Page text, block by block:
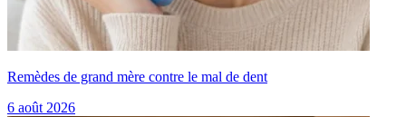
Remèdes de grand mère contre le mal de dent
6 août 2026